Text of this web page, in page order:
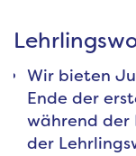
Wir bieten
Ende der
während der
der